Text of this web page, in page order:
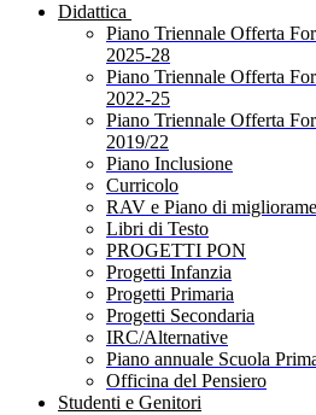
Didattica
Piano Triennale Offerta
2025-28
Piano Triennale Offerta
2022-25
Piano Triennale Offerta
2019/22
Piano Inclusione
Curricolo
RAV e Piano di
Libri di Testo
PROGETTI PON
Progetti Infanzia
Progetti Primaria
Progetti Secondaria
IRC/Alternative
Piano annuale Scuola
Officina del Pensiero
Studenti e Genitori